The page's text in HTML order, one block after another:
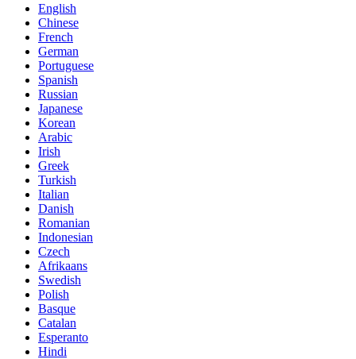
English
Chinese
French
German
Portuguese
Spanish
Russian
Japanese
Korean
Arabic
Irish
Greek
Turkish
Italian
Danish
Romanian
Indonesian
Czech
Afrikaans
Swedish
Polish
Basque
Catalan
Esperanto
Hindi